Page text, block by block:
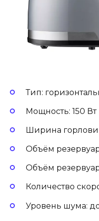
Тип:
Мощность: 150 Вт
Ширина
Объём
Объём
Количество
Уровень шума: